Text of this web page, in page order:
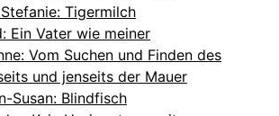
Tigermilch
Ein Vater wie meiner
Vom Suchen und Finden des
und jenseits der Mauer
Susan: Blindfisch